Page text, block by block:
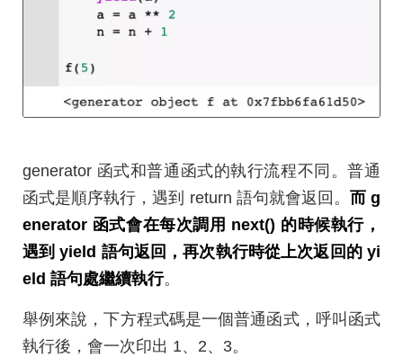
generator 函式和普通函式的執行流程不同。普通
函式是順序執行，遇到 return 語句就會返回。 而 g
enerator 函式會在每次調用 next() 的時候執行，
遇到 yield 語句返回，再次執行時從上次返回的 yi
eld 語句處繼續執行。
舉例來說，下方程式碼是一個普通函式，呼叫函式
執行後，會一次印出 1、2、3。